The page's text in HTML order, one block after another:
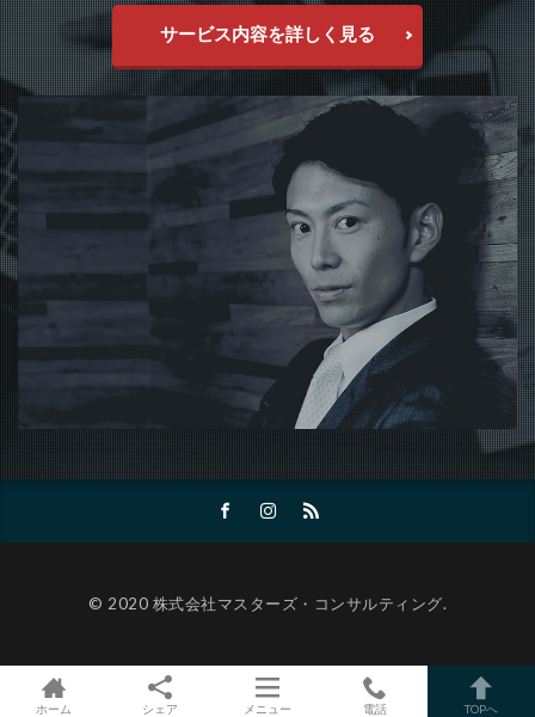
サービス内容を詳しく見る
© 2020 株式会社マスターズ・コンサルティング.
ホーム シェア メニュー 電話 TOPへ